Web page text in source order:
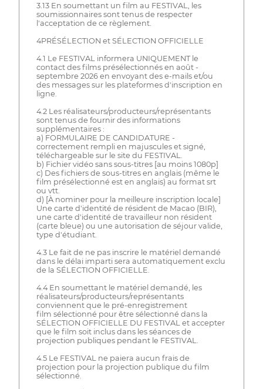
3.13 En soumettant un film au FESTIVAL, les
soumissionnaires sont tenus de respecter
l'acceptation de ce règlement.
4PRÉSÉLECTION et SÉLECTION OFFICIELLE
4.1 Le FESTIVAL informera UNIQUEMENT le
contact des films présélectionnés en août -
septembre 2026 en envoyant des e-mails et/ou
des messages sur les plateformes d'inscription en
ligne.
4.2 Les réalisateurs/producteurs/représentants
sont tenus de fournir des informations
supplémentaires :
a) FORMULAIRE DE CANDIDATURE -
correctement rempli en majuscules et signé,
téléchargeable sur le site du FESTIVAL.
b) Fichier vidéo sans sous-titres [au moins 1080p]
c) Des fichiers de sous-titres en anglais (même le
film présélectionné est en anglais) au format srt
ou vtt.
d) [À nominer pour la meilleure inscription locale]
Une carte d'identité de résident de Macao (BIR),
une carte d'identité de travailleur non résident
(carte bleue) ou une autorisation de séjour valide,
type d'étudiant.
4.3 Le fait de ne pas inscrire le matériel demandé
dans le délai imparti sera automatiquement exclu
de la SÉLECTION OFFICIELLE.
4.4 En soumettant le matériel demandé, les
réalisateurs/producteurs/représentants
conviennent que le pré-enregistrement
film sélectionné pour être sélectionné dans la
SÉLECTION OFFICIELLE DU FESTIVAL et accepter
que le film soit inclus dans les séances de
projection publiques pendant le FESTIVAL.
4.5 Le FESTIVAL ne paiera aucun frais de
projection pour la projection publique du film
sélectionné.